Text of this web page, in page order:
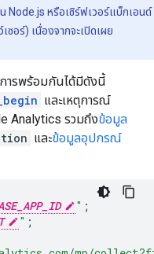
Node.js หรือเซิร์ฟเวอร์แบ็กเอนด์
ซอร์) เนื่องจากจะเปิดเผย
ารพร้อมกันได้มีดังนี้
และเหตุการณ์
Analytics รวมถึงข้อมูล
และข้อมูลอุปกรณ์
" ;
" ;